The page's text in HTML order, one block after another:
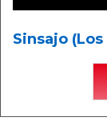
Sinsajo